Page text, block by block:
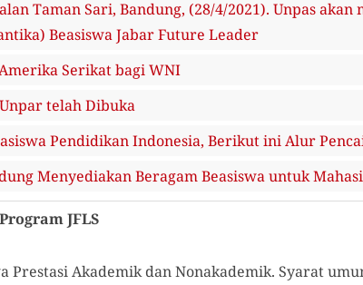
Taman Sari, Bandung, (28/4/2021). Unpas
Beasiswa Jabar Future Leader
Serikat bagi WNI
telah Dibuka
Pendidikan Indonesia, Berikut ini Alur
Menyediakan Beragam Beasiswa untuk
JFLS
Prestasi Akademik dan Nonakademik. Syarat